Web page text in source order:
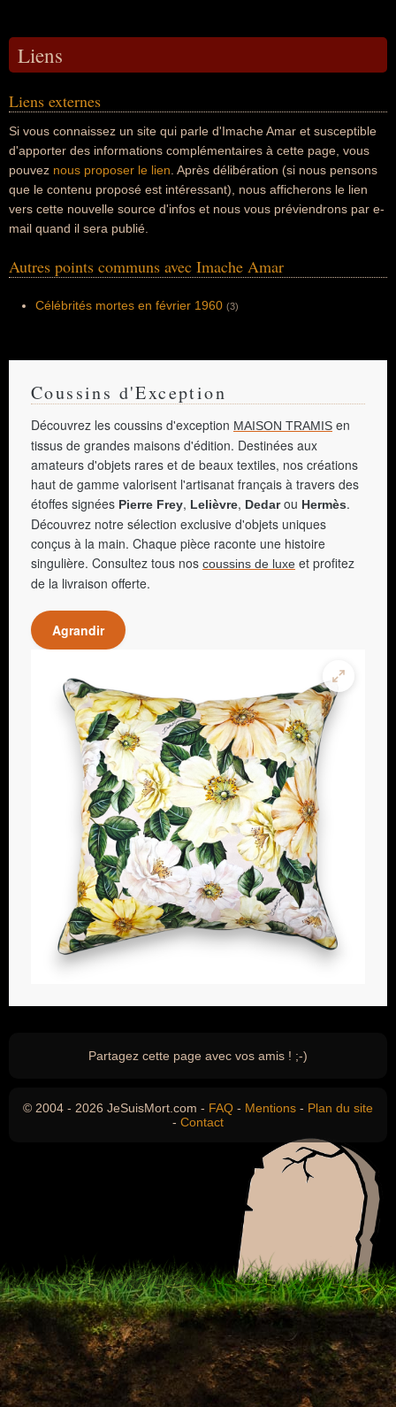
Liens
Liens externes
Si vous connaissez un site qui parle d'Imache Amar et susceptible
d'apporter des informations complémentaires à cette page, vous
pouvez nous proposer le lien . Après délibération (si nous pensons
que le contenu proposé est intéressant), nous afficherons le lien
vers cette nouvelle source d'infos et nous vous préviendrons par e-
mail quand il sera publié.
Autres points communs avec Imache Amar
Célébrités mortes en février 1960 (3)
Coussins d'Exception
Découvrez les coussins d'exception MAISON TRAMIS en
tissus de grandes maisons d'édition. Destinées aux
amateurs d'objets rares et de beaux textiles, nos créations
haut de gamme valorisent l'artisanat français à travers des
étoffes signées Pierre Frey, Lelièvre, Dedarou Hermès.
Découvrez notre sélection exclusive d'objets uniques
conçus à la main. Chaque pièce raconte une histoire
singulière. Consultez tous nos coussins de luxe et profitez
de la livraison offerte.
Agrandir
Partagez cette page avec vos amis ! ;-)
© 2004 - 2026 JeSuisMort.com - FAQ - Mentions - Plan du site
- Contact